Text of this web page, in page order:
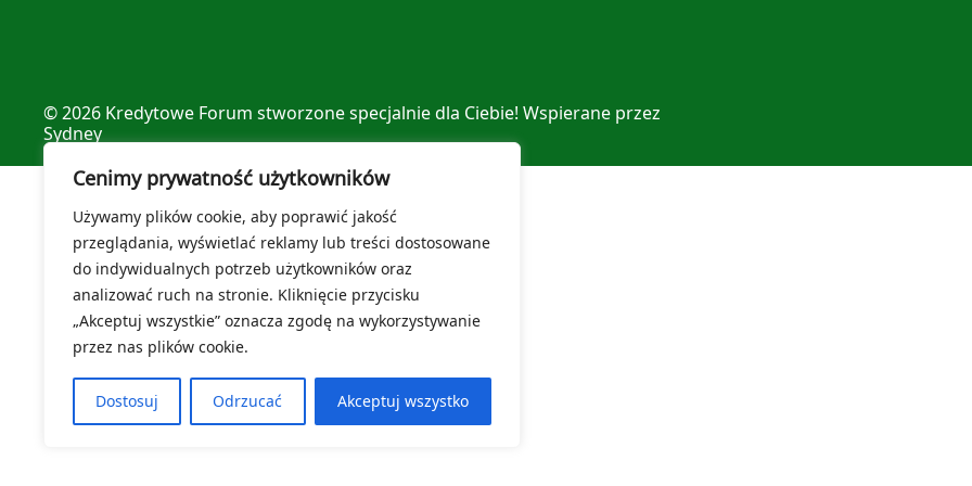
Cenimy prywatność użytkowników
Używamy plików cookie, aby poprawić jakość
przeglądania, wyświetlać reklamy lub treści dostosowane
do indywidualnych potrzeb użytkowników oraz
analizować ruch na stronie. Kliknięcie przycisku
„Akceptuj wszystkie” oznacza zgodę na wykorzystywanie
przez nas plików cookie.
Dostosuj Odrzucać Akceptuj wszystko
© 2026 Kredytowe Forum stworzone specjalnie dla Ciebie! Wspierane przez
Sydney